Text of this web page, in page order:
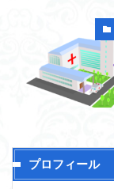
プロフィール